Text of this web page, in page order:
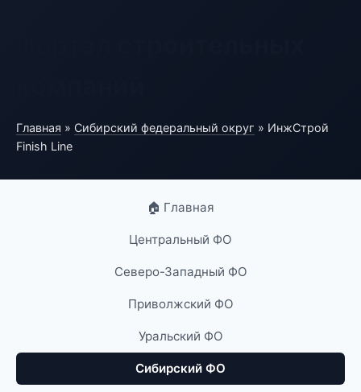
Главная » Сибирский федеральный округ » ИнжСтрой
Finish Line
🏠 Главная
Центральный ФО
Северо-Западный ФО
Приволжский ФО
Уральский ФО
Сибирский ФО